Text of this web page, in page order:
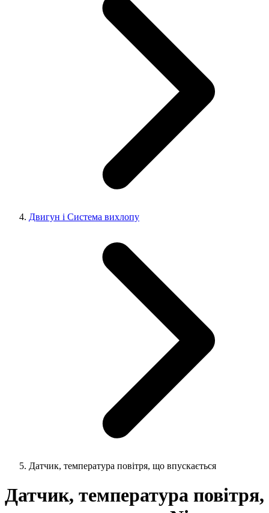
Двигун і Система вихлопу
Датчик, температура повітря, що впускається
Датчик, температура повітря,